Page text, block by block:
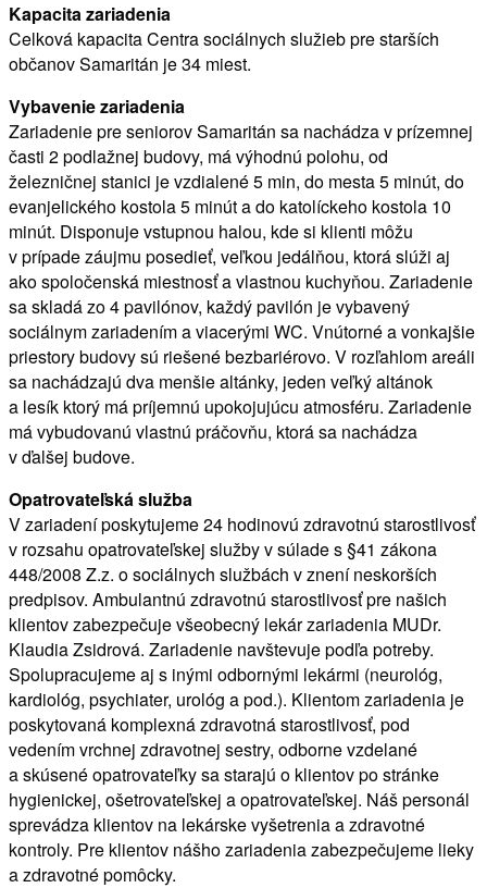
Kapacita zariadenia
Celková kapacita Centra sociálnych služieb pre starších
občanov Samaritán je 34 miest.
Vybavenie zariadenia
Zariadenie pre seniorov Samaritán sa nachádza v prízemnej
časti 2 podlažnej budovy, má výhodnú polohu, od
železničnej stanici je vzdialené 5 min, do mesta 5 minút, do
evanjelického kostola 5 minút a do katolíckeho kostola 10
minút. Disponuje vstupnou halou, kde si klienti môžu
v prípade záujmu posedieť, veľkou jedálňou, ktorá slúži aj
ako spoločenská miestnosť a vlastnou kuchyňou. Zariadenie
sa skladá zo 4 pavilónov, každý pavilón je vybavený
sociálnym zariadením a viacerými WC. Vnútorné a vonkajšie
priestory budovy sú riešené bezbariérovo. V rozľahlom areáli
sa nachádzajú dva menšie altánky, jeden veľký altánok
a lesík ktorý má príjemnú upokojujúcu atmosféru. Zariadenie
má vybudovanú vlastnú práčovňu, ktorá sa nachádza
v ďalšej budove.
Opatrovateľská služba
V zariadení poskytujeme 24 hodinovú zdravotnú starostlivosť
v rozsahu opatrovateľskej služby v súlade s §41 zákona
448/2008 Z.z. o sociálnych službách v znení neskorších
predpisov. Ambulantnú zdravotnú starostlivosť pre našich
klientov zabezpečuje všeobecný lekár zariadenia MUDr.
Klaudia Zsidrová. Zariadenie navštevuje podľa potreby.
Spolupracujeme aj s inými odbornými lekármi (neurológ,
kardiológ, psychiater, urológ a pod.). Klientom zariadenia je
poskytovaná komplexná zdravotná starostlivosť, pod
vedením vrchnej zdravotnej sestry, odborne vzdelané
a skúsené opatrovateľky sa starajú o klientov po stránke
hygienickej, ošetrovateľskej a opatrovateľskej. Náš personál
sprevádza klientov na lekárske vyšetrenia a zdravotné
kontroly. Pre klientov nášho zariadenia zabezpečujeme lieky
a zdravotné pomôcky.